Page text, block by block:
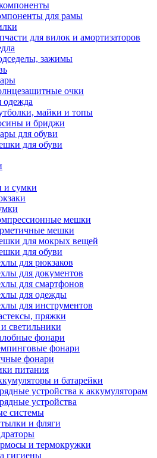
для рамы
для вилок и амортизаторов
зажимы
очки
одежда
майки и топы
и бриджи
для обуви
для обуви
и сумки
мешки
мешки
для мокрых вещей
для обуви
для рюкзаков
для документов
для смартфонов
для одежды
для инструментов
пряжки
светильники
фонари
фонари
фонари
питания
и батарейки
устройства к аккумуляторам
устройства
системы
и фляги
и термокружки
гигиены